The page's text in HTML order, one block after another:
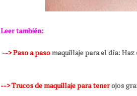
Leer también:
--> Paso a pasomaquillaje para el día: Haz
--> Trucos de maquillaje para tenerojos